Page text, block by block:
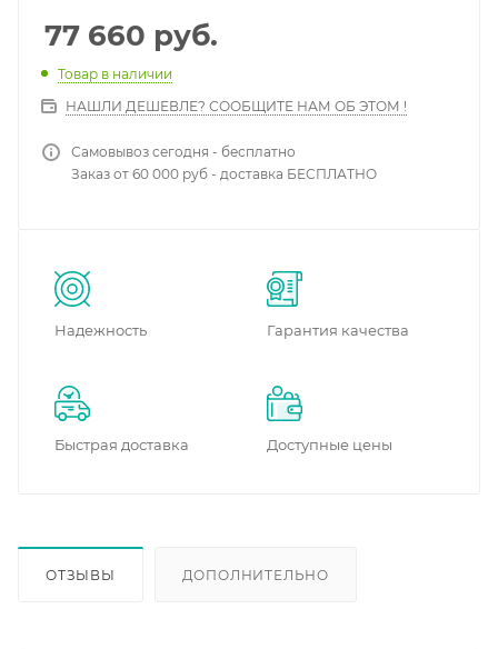
77 660 руб.
Товар в наличии
НАШЛИ ДЕШЕВЛЕ? СООБЩИТЕ НАМ ОБ ЭТОМ !
Самовывоз сегодня - бесплатно
Заказ от 60 000 руб - доставка БЕСПЛАТНО
Надежность Гарантия качества
Быстрая доставка Доступные цены
ОТЗЫВЫ ДОПОЛНИТЕЛЬНО